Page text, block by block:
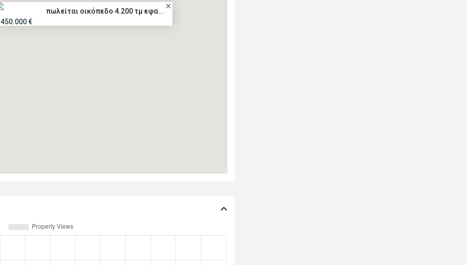
πωλείται οικόπεδο 4.200 τμ εφα...
450.000 €